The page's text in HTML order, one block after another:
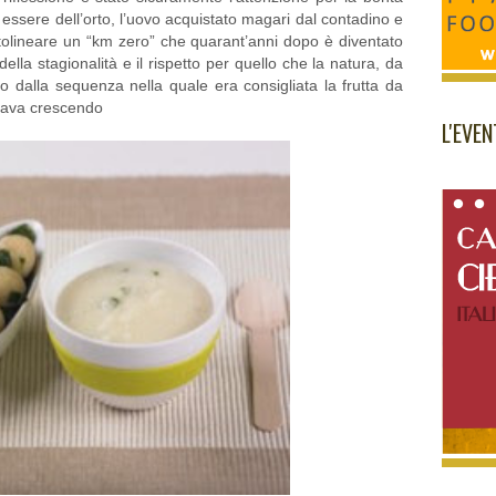
dell’orto, l’uovo acquistato magari dal contadino e
un “km zero” che quarant’anni dopo è diventato
stagionalità e il rispetto per quello che la natura, da
dalla sequenza nella quale era consigliata la frutta da
crescendo